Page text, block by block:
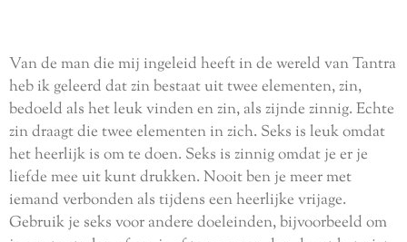
Van de man die mij ingeleid heeft in de wereld van Tantra
heb ik geleerd dat zin bestaat uit twee elementen, zin,
bedoeld als het leuk vinden en zin, als zijnde zinnig. Echte
zin draagt die twee elementen in zich. Seks is leuk omdat
het heerlijk is om te doen. Seks is zinnig omdat je er je
liefde mee uit kunt drukken. Nooit ben je meer met
iemand verbonden als tijdens een heerlijke vrijage.
Gebruik je seks voor andere doeleinden, bijvoorbeeld om